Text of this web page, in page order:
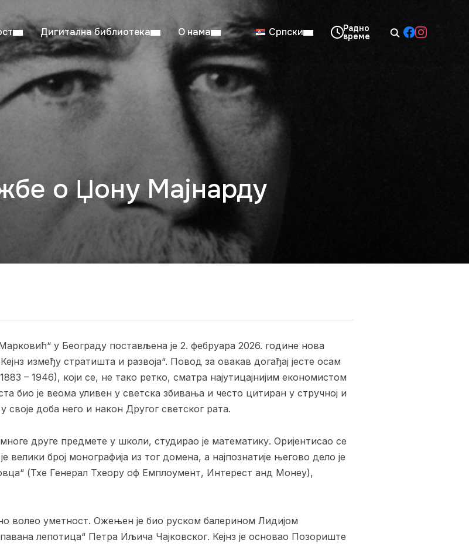
Дигитална библиотека О нама Српски
о Џону Мајнарду
у Београду постављена је 2. фебруара 2026. године нова
између стратишта и развоја“. Повод за овакав догађај јесте осам
– 1946), који се, не тако ретко, сматра најутицајнијим економистом
био је веома уливен у светска збивања и често цитиран у стручној и
своје доба него и након Другог светског рата.
предмете у школи, студирао је математику. Оријентисао се
број монографија из тог домена, а најпознатије његово дело је
(Тхе Генерал Тхеорy оф Емплоyмент, Интерест анд Монеy),
уметност. Ожењен је био руском балерином Лидијом
лепотица“ Петра Иљича Чајковског. Кејнз је основао Позориште
08:00–23:00 Суб: 08:00–14:00